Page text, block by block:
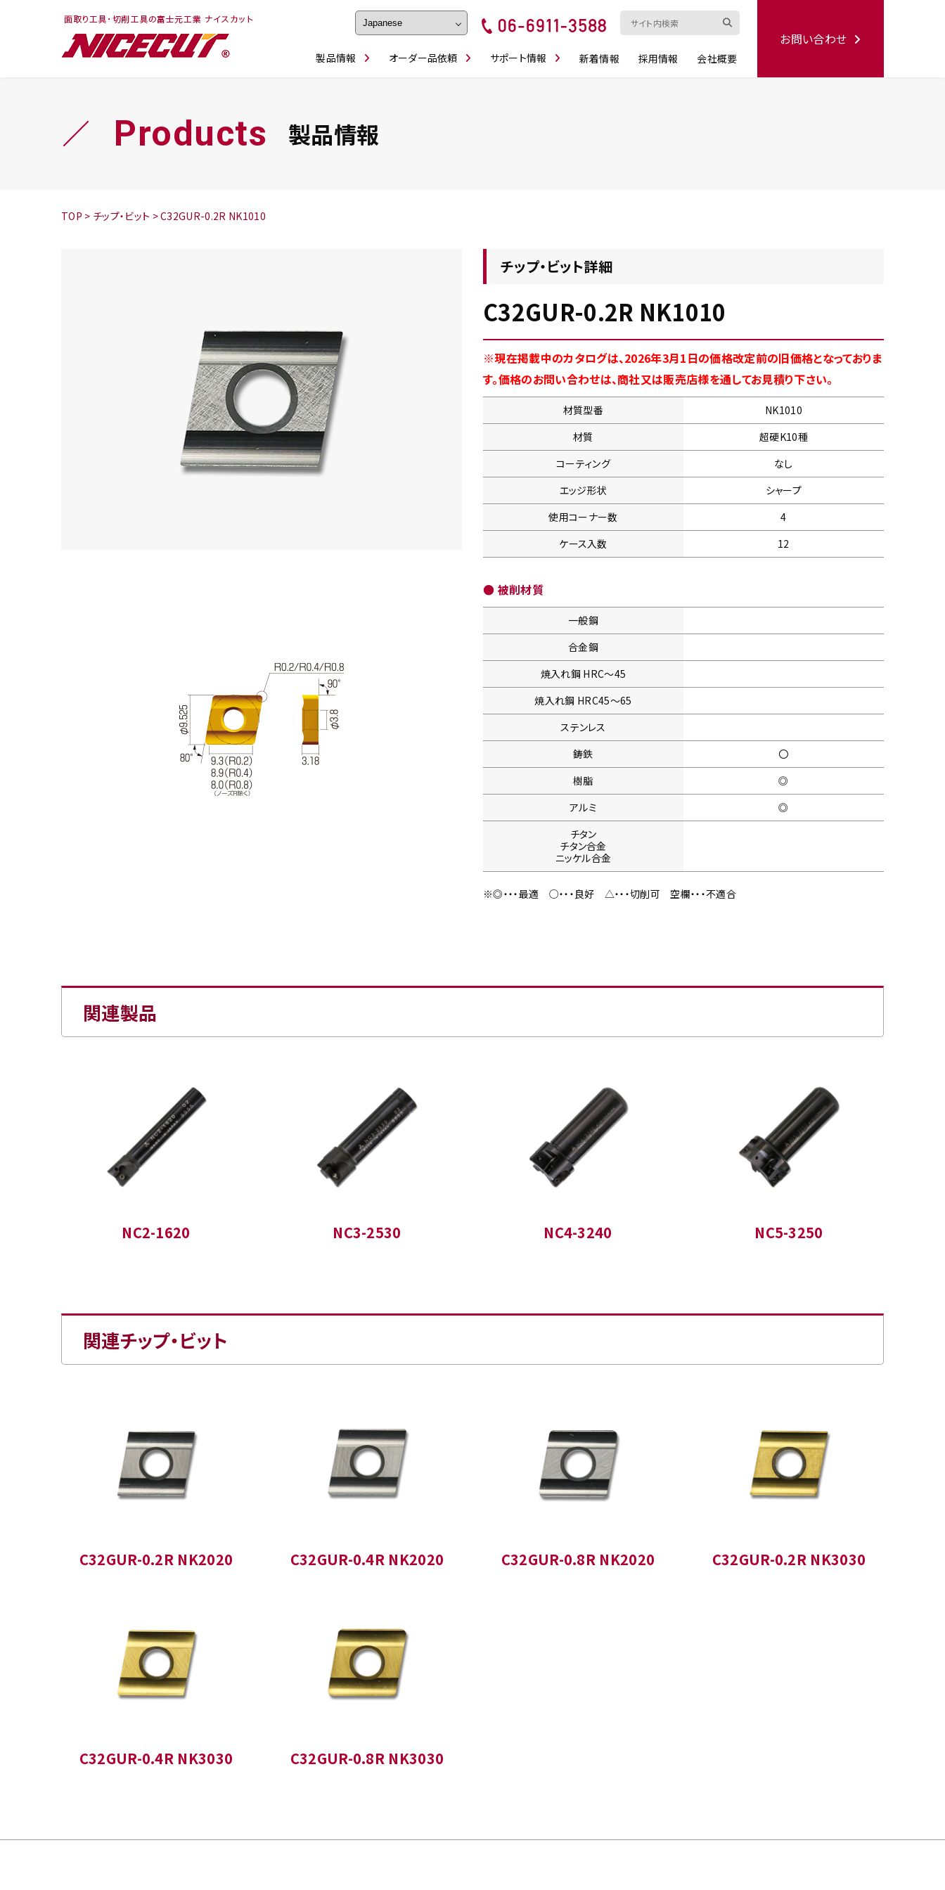
製品情報
シリーズ
オーダー品依頼
フェイス・ショルダーシリーズ 磨きの鬼
サポート情報
新着情報 採用情報 会社概要
お問い合わせ
Products 製品情報
TOP > チップ・ビット >C32GUR-0.2R NK1010
チップ・ビット詳細
C32GUR-0.2R NK1010
※現在掲載中のカタログは、2026年3月1日の価格改定前の旧価格となっておりま
す。価格のお問い合わせは、商社又は販売店様を通してお見積り下さい。
材質型番
NK1010
材質
超硬K10種
コーティング
なし
エッジ形状
シャープ
使用コーナー数
4
ケース入数
12
● 被削材質
一般鋼
合金鋼
焼入れ鋼 HRC〜45
焼入れ鋼 HRC45〜65
ステンレス
鋳鉄
〇
樹脂
◎
アルミ
◎
チタン
チタン合金
ニッケル合金
※◎・・・最適 ○・・・良好 △・・・切削可 空欄・・・不適合
関連製品
NC2-1620 NC3-2530 NC4-3240 NC5-3250
関連チップ・ビット
C32GUR-0.2R NK2020 C32GUR-0.4R NK2020 C32GUR-0.8R NK2020 C32GUR-0.2R NK3030
C32GUR-0.4R NK3030 C32GUR-0.8R NK3030